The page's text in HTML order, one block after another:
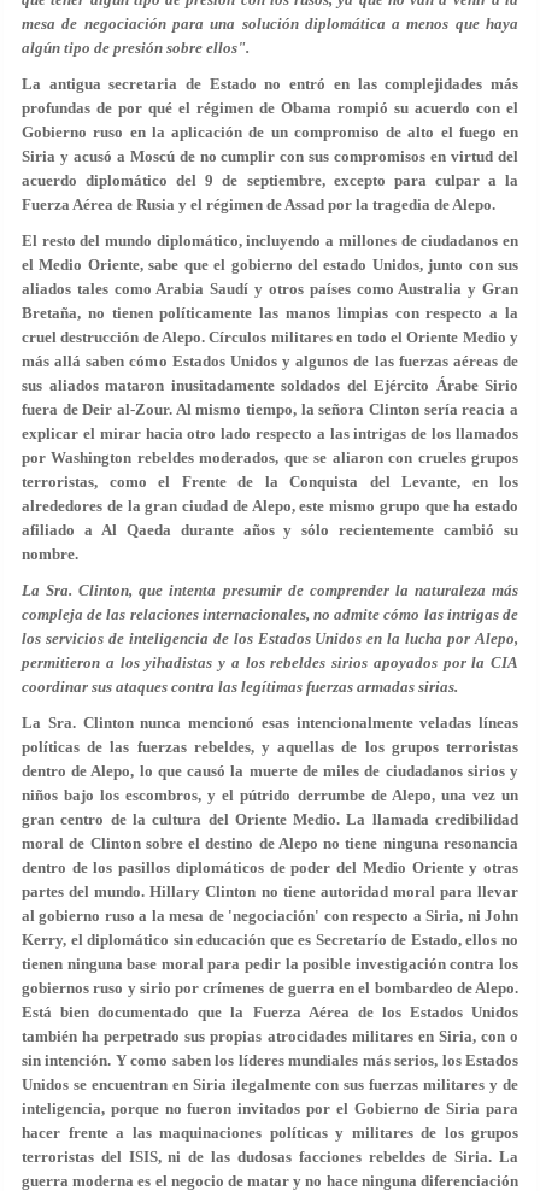
mesa de negociación para una solución diplomática a menos que haya
algún tipo de presión sobre ellos".
La antigua secretaria de Estado no entró en las complejidades más
profundas de por qué el régimen de Obama rompió su acuerdo con el
Gobierno ruso en la aplicación de un compromiso de alto el fuego en
Siria y acusó a Moscú de no cumplir con sus compromisos en virtud del
acuerdo diplomático del 9 de septiembre, excepto para culpar a la
Fuerza Aérea de Rusia y el régimen de Assad por la tragedia de Alepo.
El resto del mundo diplomático, incluyendo a millones de ciudadanos en
el Medio Oriente, sabe que el gobierno del estado Unidos, junto con sus
aliados tales como Arabia Saudí y otros países como Australia y Gran
Bretaña, no tienen políticamente las manos limpias con respecto a la
cruel destrucción de Alepo. Círculos militares en todo el Oriente Medio y
más allá saben cómo Estados Unidos y algunos de las fuerzas aéreas de
sus aliados mataron inusitadamente soldados del Ejército Árabe Sirio
fuera de Deir al-Zour. Al mismo tiempo, la señora Clinton sería reacia a
explicar el mirar hacia otro lado respecto a las intrigas de los llamados
por Washington rebeldes moderados, que se aliaron con crueles grupos
terroristas, como el Frente de la Conquista del Levante, en los
alrededores de la gran ciudad de Alepo, este mismo grupo que ha estado
afiliado a Al Qaeda durante años y sólo recientemente cambió su
nombre.
La Sra. Clinton, que intenta presumir de comprender la naturaleza más
compleja de las relaciones internacionales, no admite cómo las intrigas de
los servicios de inteligencia de los Estados Unidos en la lucha por Alepo,
permitieron a los yihadistas y a los rebeldes sirios apoyados por la CIA
coordinar sus ataques contra las legítimas fuerzas armadas sirias.
La Sra. Clinton nunca mencionó esas intencionalmente veladas líneas
políticas de las fuerzas rebeldes, y aquellas de los grupos terroristas
dentro de Alepo, lo que causó la muerte de miles de ciudadanos sirios y
niños bajo los escombros, y el pútrido derrumbe de Alepo, una vez un
gran centro de la cultura del Oriente Medio. La llamada credibilidad
moral de Clinton sobre el destino de Alepo no tiene ninguna resonancia
dentro de los pasillos diplomáticos de poder del Medio Oriente y otras
partes del mundo. Hillary Clinton no tiene autoridad moral para llevar
al gobierno ruso a la mesa de 'negociación' con respecto a Siria, ni John
Kerry, el diplomático sin educación que es Secretarío de Estado, ellos no
tienen ninguna base moral para pedir la posible investigación contra los
gobiernos ruso y sirio por crímenes de guerra en el bombardeo de Alepo.
Está bien documentado que la Fuerza Aérea de los Estados Unidos
también ha perpetrado sus propias atrocidades militares en Siria, con o
sin intención. Y como saben los líderes mundiales más serios, los Estados
Unidos se encuentran en Siria ilegalmente con sus fuerzas militares y de
inteligencia, porque no fueron invitados por el Gobierno de Siria para
hacer frente a las maquinaciones políticas y militares de los grupos
terroristas del ISIS, ni de las dudosas facciones rebeldes de Siria. La
guerra moderna es el negocio de matar y no hace ninguna diferenciación